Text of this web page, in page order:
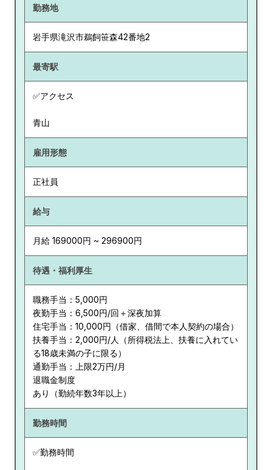
勤務地
岩手県滝沢市鵜飼笹森42番地2
最寄駅
✅アクセス
青山
雇用形態
正社員
給与
月給 169000円 ~ 296900円
待遇・福利厚生
職務手当：5,000円
夜勤手当：6,500円/回＋深夜加算
住宅手当：10,000円（借家、借間で本人契約の場合）
扶養手当：2,000円/人（所得税法上、扶養に入れてい
る18歳未満の子に限る）
通勤手当：上限2万円/月
退職金制度
あり（勤続年数3年以上）
勤務時間
✅勤務時間